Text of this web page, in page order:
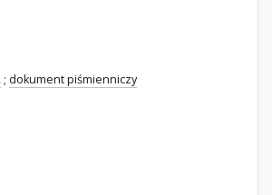
; dokument piśmienniczy